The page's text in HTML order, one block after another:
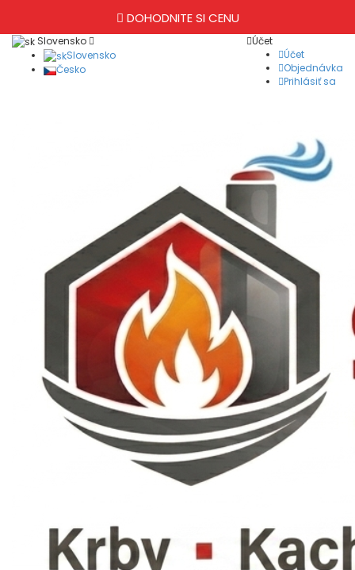
DOHODNITE SI CENU
Účet
Účet
Objednávka
Prihlásiť sa
Slovensko
Slovensko
Česko